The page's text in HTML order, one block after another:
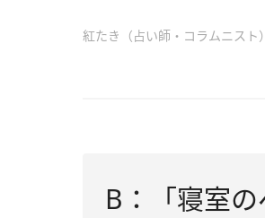
紅たき（占い師・コラムニスト）
B：「寝室